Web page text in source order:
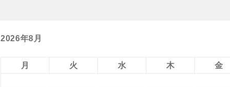
2026年8月
月 火 水 木 金